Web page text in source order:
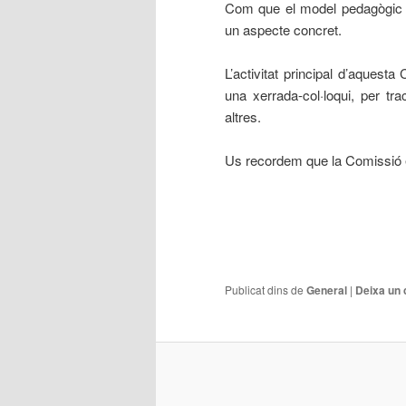
Com que el model
un aspecte concret.
L’activitat principal
una xerrada-col·loqui, per
altres.
Us recordem que la
Publicat dins de General | Deixa un